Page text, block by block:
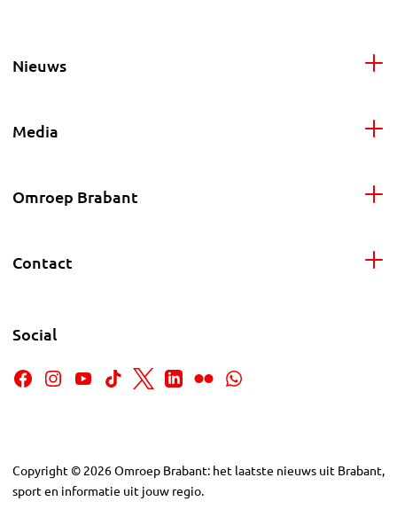
Nieuws
Media
Omroep Brabant
Contact
Social
Copyright © 2026Omroep Brabant: het laatste nieuws uit Brabant,
sport en informatie uit jouw regio.